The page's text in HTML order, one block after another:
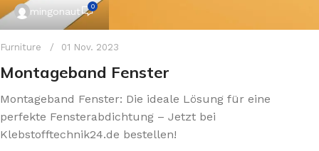
mingonaut 0
Furniture 01 Nov. 2023
Montageband Fenster
Montageband Fenster: Die ideale Lösung für eine
perfekte Fensterabdichtung – Jetzt bei
Klebstofftechnik24.de bestellen!